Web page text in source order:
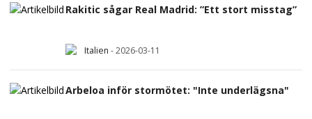
Rakitic sågar Real Madrid: ”Ett stort misstag”
Italien -2026-03-11
Arbeloa inför stormötet: "Inte underlägsna"